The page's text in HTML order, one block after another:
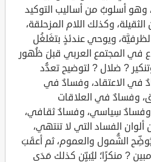
أسلوبٌ من أساليب التوكيد
وكذلك اللام المزحلقة،
ويوحي عندئذٍ بتغَلغُل
في المجتمع العربي قبلَ ظُهور
وتنكير ? ضلال ? لتوضيح تعدُّد
في الاعتقاد، وفسادٌ في
وفسادٌ في العلاقات
وفسادٌ سِياسي، وفسادٌ ثقافي،
الفساد التي لا تنتهي،
الشُّمول والعموم، ثم أعقَبَ
? منكرًا؛ ليُبيِّن كذلك مَدَى